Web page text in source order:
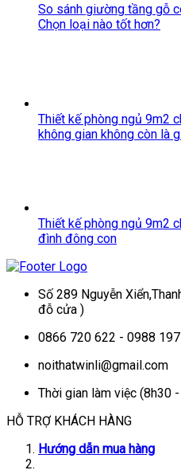
So sánh giường tầng gỗ
Chọn loại nào tốt hơn?
Thiết kế phòng ngủ 9m2
không gian không còn là
Thiết kế phòng ngủ 9m2
đình đông con
Số 289 Nguyễn
đỗ cửa )
0866 720 622 - 0988
noithatwinli@gmail.com
Thời gian làm việc (8h30
HỖ TRỢ KHÁCH HÀNG
Hướng dẫn mua hàng